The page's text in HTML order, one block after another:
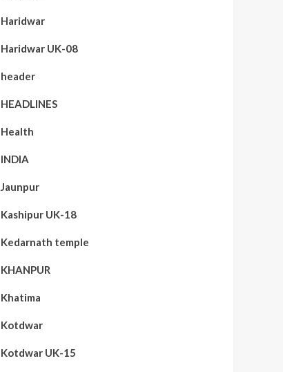
Haridwar
Haridwar UK-08
header
HEADLINES
Health
INDIA
Jaunpur
Kashipur UK-18
Kedarnath temple
KHANPUR
Khatima
Kotdwar
Kotdwar UK-15